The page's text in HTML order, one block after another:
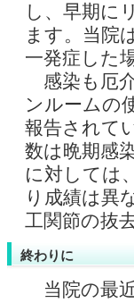
し、早期に
ます。当院
一発症した
感染も厄
ンルームの
報告されて
数は晩期感
に対しては
り成績は異
工関節の抜
終わりに
当院の最